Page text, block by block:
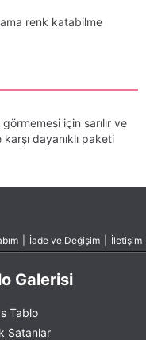
renk katabilme
için sarılır ve
dayanıklı paketi
İade ve Değişim İletişim
Galerisi
Tablo
Satanlar